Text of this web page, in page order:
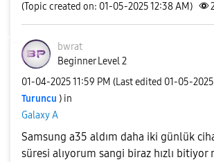
(Topic created on: 01-05-2025 12:38 AM)
bwrat
Beginner Level 2
‎01-04-202511:59 PM (Last edited ‎01-05-2025
Turuncu ) in
Galaxy A
Samsung a35 aldım daha iki günlük
süresi alıyorum sangi biraz hızlı